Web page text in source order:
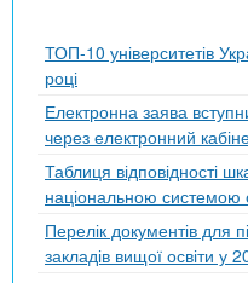
ТОП-10 університетів
році
Електронна заява
через електронний
Таблиця відповідності
національною системою
Перелік документів для
закладів вищої освіти у